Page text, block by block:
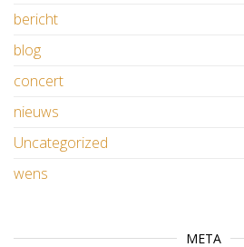
bericht
blog
concert
nieuws
Uncategorized
wens
META